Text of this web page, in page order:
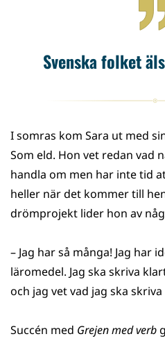
Svenska folket
I somras kom Sara ut med
Som eld. Hon vet redan vad
handla om men har inte tid
heller när det kommer till
drömprojekt lider hon av
– Jag har så många! Jag har
läromedel. Jag ska skriva
och jag vet vad jag ska
Succén med Grejen med verb